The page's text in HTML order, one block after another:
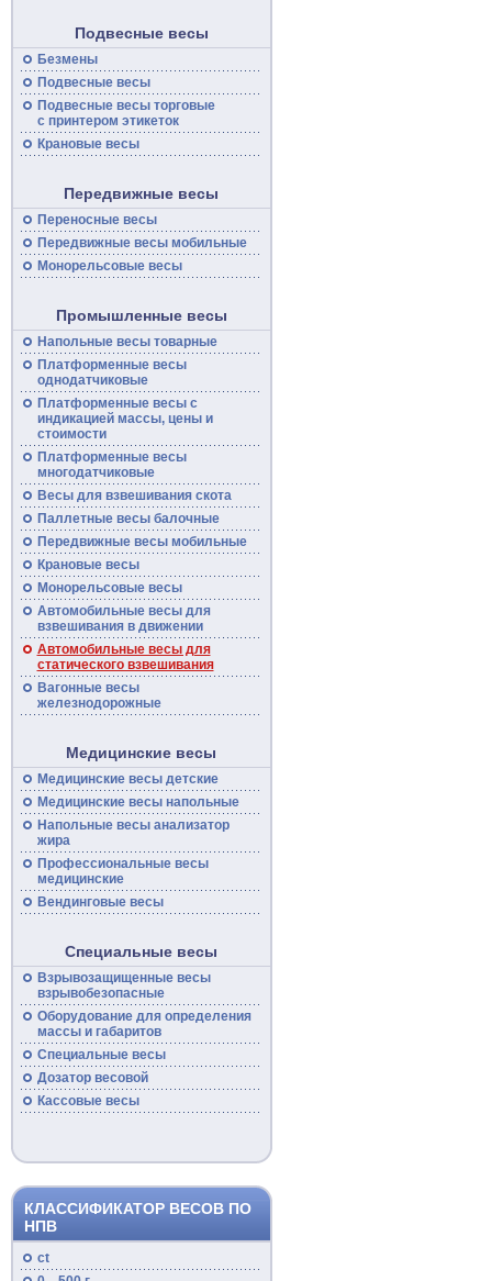
Подвесные весы
Безмены
Подвесные весы
Подвесные весыторговые
с принтером этикеток
Крановые весы
Передвижные весы
Переносные весы
Передвижные весымобильные
Монорельсовые весы
Промышленные весы
Напольные весытоварные
Платформенные весы
однодатчиковые
Платформенные весыс
индикацией массы, цены и
стоимости
Платформенные весы
многодатчиковые
Весы для взвешивания скота
Паллетные весы балочные
Передвижные весымобильные
Крановые весы
Монорельсовые весы
Автомобильные весыдля
взвешивания в движении
Автомобильные весы для
статического взвешивания
Вагонные весы
железнодорожные
Медицинские весы
Медицинские весы детские
Медицинские весынапольные
Напольные весыанализатор
жира
Профессиональные весы
медицинские
Вендинговые весы
Специальные весы
Взрывозащищенные весы
взрывобезопасные
Оборудование для определения
массы и габаритов
Специальные весы
Дозатор весовой
Кассовые весы
КЛАССИФИКАТОР ВЕСОВ ПО
НПВ
ct